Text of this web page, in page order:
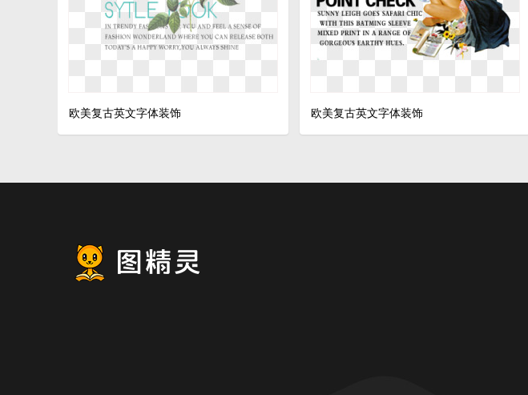
欧美复古英文字体装饰 欧美复古英文字体装饰